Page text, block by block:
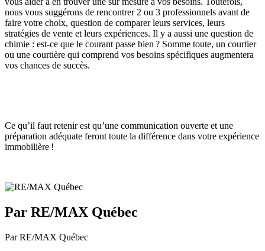
nous vous suggérons de rencontrer 2 ou 3 professionnels avant de
faire votre choix, question de comparer leurs services, leurs
stratégies de vente et leurs expériences. Il y a aussi une question de
chimie : est-ce que le courant passe bien ? Somme toute, un courtier
ou une courtière qui comprend vos besoins spécifiques augmentera
vos chances de succès.
Ce qu’il faut retenir est qu’une communication ouverte et une
préparation adéquate feront toute la différence dans votre expérience
immobilière !
Par RE/MAX Québec
Par RE/MAX Québec